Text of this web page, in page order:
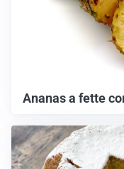
Ananas a fette